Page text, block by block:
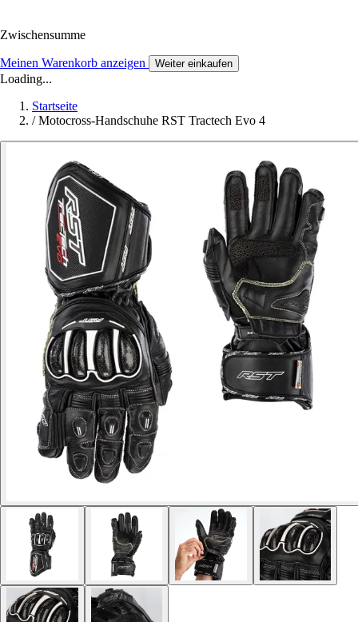
Zwischensumme
Meinen Warenkorb anzeigen Weiter einkaufen
Loading...
Startseite
/ Motocross-Handschuhe RST Tractech Evo 4